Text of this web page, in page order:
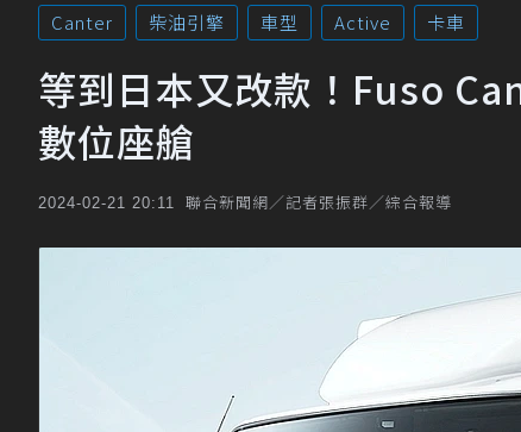
Canter 柴油引擎 車型 Active 卡車
等到日本又改款！Fuso
數位座艙
2024-02-21 20:11 聯合新聞網／記者張振群／綜合報導